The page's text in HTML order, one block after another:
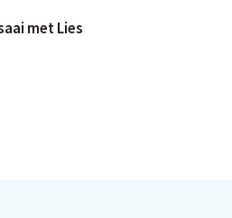
met Lies